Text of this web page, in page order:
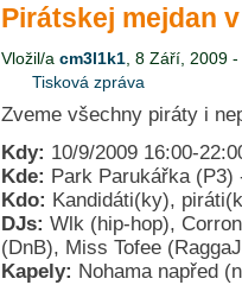
Pirátskej mejdan
Vložil/a cm3l1k1, 8 Září, 2009 -
Tisková zpráva
Zveme všechny piráty i
Kdy: 10/9/2009 16:00-
Kde: Park Parukářka (P3)
Kdo: Kandidáti(ky),
DJs: Wlk (hip-hop),
(DnB), Miss Tofee
Kapely: Nohama napřed